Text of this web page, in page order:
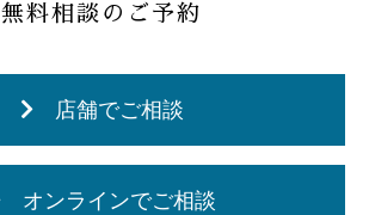
無料相談のご予約
店舗でご相談
オンラインでご相談